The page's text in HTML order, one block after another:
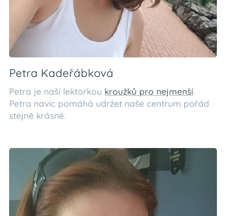
Petra Kadeřábková
Petra je naší lektorkou kroužků pro nejmenší.
Petra navíc pomáhá udržet naše centrum pořád
stejně krásné.